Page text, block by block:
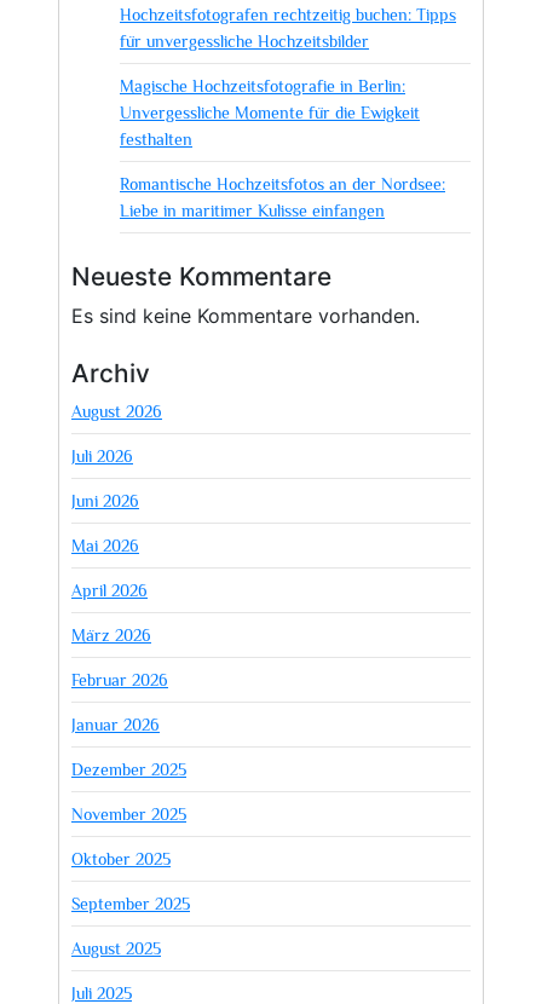
Hochzeitsfotografen rechtzeitig buchen: Tipps
für unvergessliche Hochzeitsbilder
Magische Hochzeitsfotografie in Berlin:
Unvergessliche Momente für die Ewigkeit
festhalten
Romantische Hochzeitsfotos an der Nordsee:
Liebe in maritimer Kulisse einfangen
Neueste Kommentare
Es sind keine Kommentare vorhanden.
Archiv
August 2026
Juli 2026
Juni 2026
Mai 2026
April 2026
März 2026
Februar 2026
Januar 2026
Dezember 2025
November 2025
Oktober 2025
September 2025
August 2025
Juli 2025